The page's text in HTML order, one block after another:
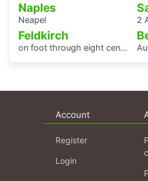
Naples
Neapel 2
Feldkirch
on foot through eight centuries
Account
Register
Login